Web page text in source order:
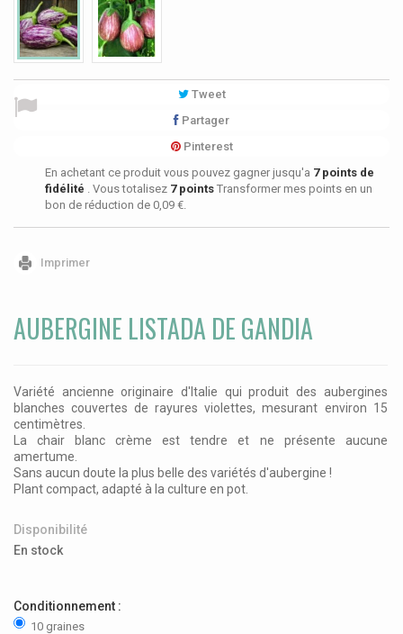
Tweet
Partager
Pinterest
En achetant ce produit vous pouvez gagner jusqu'a 7points de
fidélité
. Vous totalisez 7points Transformer mes points en un
bon de réduction de 0,09 €
Imprimer
AUBERGINE LISTADA DE GANDIA
Variété ancienne originaire d'Italie qui produit des aubergines
blanches couvertes de rayures violettes, mesurant environ 15
centimètres.
La chair blanc crème est tendre et ne présente aucune
amertume.
Sans aucun doute la plus belle des variétés d'aubergine !
Plant compact, adapté à la culture en pot.
Disponibilité
En stock
Conditionnement :
10 graines